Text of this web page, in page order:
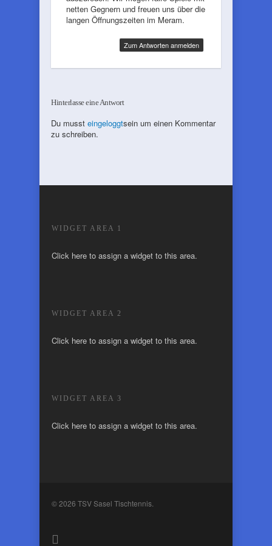
netten Gegnern und freuen uns über die
langen Öffnungszeiten im Meram.
Zum Antworten anmelden
Hinterlasse eine Antwort
Du musst eingeloggtsein um einen Kommentar
zu schreiben.
WIDGET AREA 1
Click here to assign a widget to this area.
WIDGET AREA 2
Click here to assign a widget to this area.
WIDGET AREA 3
Click here to assign a widget to this area.
© 2026 TSV Sasel Tischtennis.